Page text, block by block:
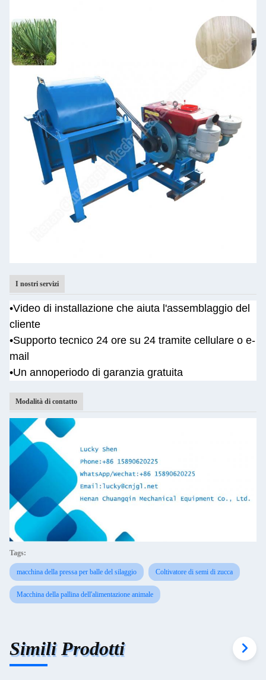
I nostri servizi
•Video di installazione che aiuta l'assemblaggio del
cliente
•Supporto tecnico 24 ore su 24 tramite cellulare o e-
mail
•Un annoperiodo di garanzia gratuita
Modalità di contatto
Tags:
macchina della pressa per balle del silaggio Coltivatore di semi di zucca
Macchina della pallina dell'alimentazione animale
Simili Prodotti